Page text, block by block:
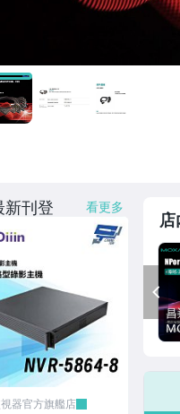
大華dahua-500萬畫素攝影機
大華套餐-200萬畫素
大華套餐-400萬畫素
東訊TECOM 主機/攝影機/周
聲寶SAMPO 主機/攝影機/周邊
AVTECH 主機/攝影機/周邊 專
昇銳 主機/攝影機/周邊 專區
VIVOTEK 主機/攝影機/周邊
ACTi 主機/攝影機/周邊 專區
昌
器
新刊登 看更多
器官方旗艦店